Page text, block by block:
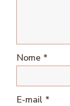
Nome *
E-mail *